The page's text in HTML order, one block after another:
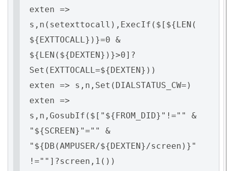
exten =>
s,n(setexttocall),ExecIf($[${LEN(
${EXTTOCALL})}=0 &
${LEN(${DEXTEN})}>0]?
Set(EXTTOCALL=${DEXTEN}))
exten => s,n,Set(DIALSTATUS_CW=)
exten =>
s,n,GosubIf($["${FROM_DID}"!="" &
"${SCREEN}"="" &
"${DB(AMPUSER/${DEXTEN}/screen)}"
!=""]?screen,1())